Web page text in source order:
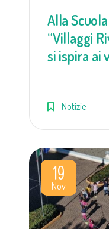
Alla
“Villaggi
si ispira ai
Notizie
19
Nov